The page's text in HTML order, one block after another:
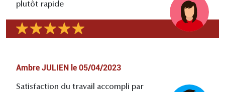
plutôt rapide
Ambre JULIEN le 05/04/2023
Satisfaction du travail accompli par